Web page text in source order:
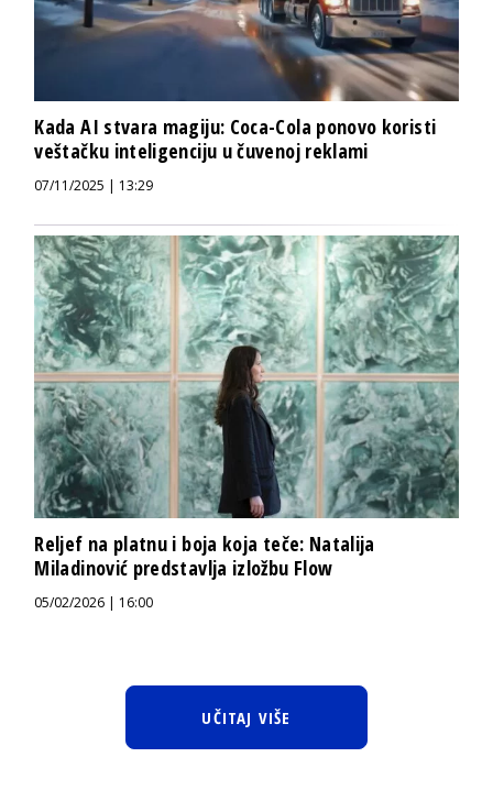
Kada AI stvara magiju: Coca-Cola ponovo koristi
veštačku inteligenciju u čuvenoj reklami
07/11/2025 | 13:29
Reljef na platnu i boja koja teče: Natalija
Miladinović predstavlja izložbu Flow
05/02/2026 | 16:00
UČITAJ VIŠE